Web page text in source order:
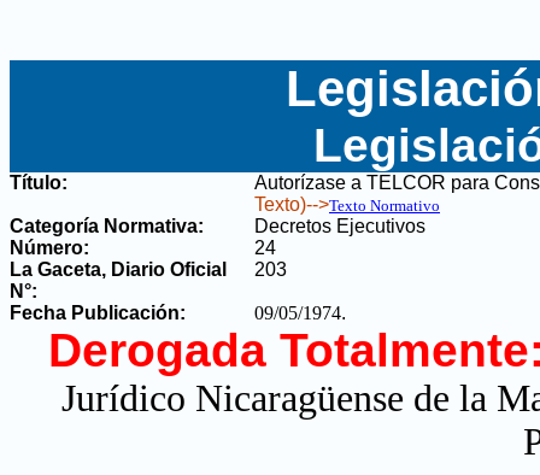
Título:
Autorízase a TELCOR para
Texto)-->Texto Normativo
Categoría Normativa:
Decretos Ejecutivos
Número:
24
La Gaceta, Diario Oficial
N°:
203
Fecha Publicación: 09/05/1974.
Derogada
Jurídico Nicaragüense de la